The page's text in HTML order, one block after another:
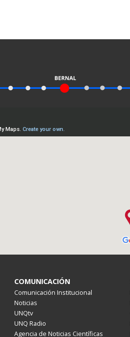
COMUNICACIÓN
Comunicación Institucional
Noticias
UNQtv
UNQ Radio
Agencia de Noticias Científicas